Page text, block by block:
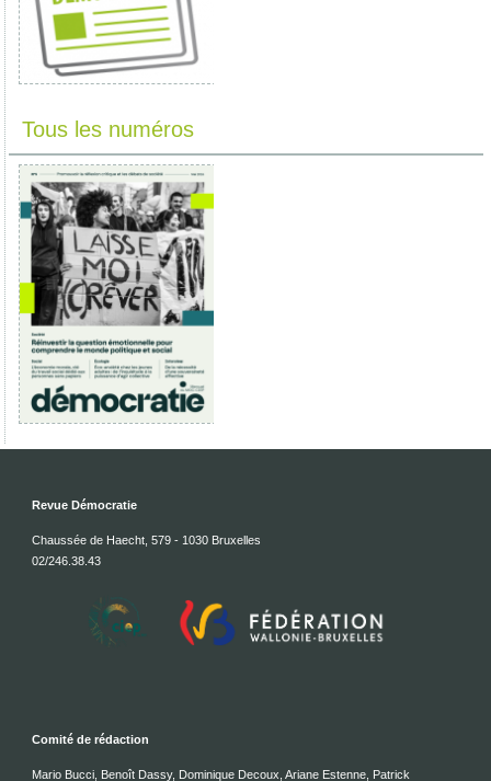
Tous les numéros
Revue Démocratie
Chaussée de Haecht, 579 - 1030 Bruxelles
02/246.38.43
Comité de rédaction
Mario Bucci, Benoît Dassy, Dominique Decoux, Ariane Estenne, Patrick